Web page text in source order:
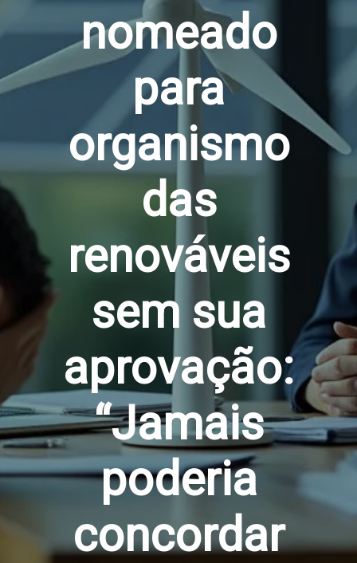
nomeado
para
organismo
das
renováveis
sem sua
aprovação:
“Jamais
poderia
concordar